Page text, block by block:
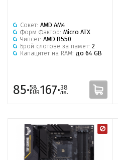
Сокет: AMD AM4
Форм Фактор: Micro ATX
Чипсет: AMD B550
Брой слотове за памет: 2
Капацитет на RAM: до 64 GB
85·58
EUR167·38
лв.